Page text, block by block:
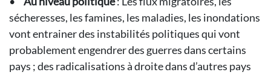
sécheresses, les famines, les maladies, les inondations
vont entrainer des instabilités politiques qui vont
probablement engendrer des guerres dans certains
pays ; des radicalisations à droite dans d’autres pays